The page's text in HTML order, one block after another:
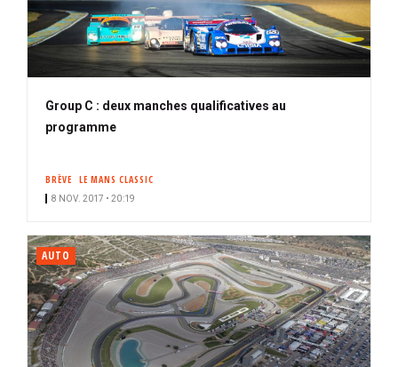
Group C : deux manches qualificatives au
programme
BRÈVE LE MANS CLASSIC
8 NOV. 2017 • 20:19
AUTO